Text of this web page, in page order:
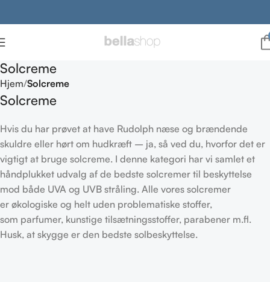
Solcreme
Hjem Solcreme
Solcreme
Hvis du har prøvet at have Rudolph næse og brændende
skuldre eller hørt om hudkræft – ja, så ved du, hvorfor det er
vigtigt at bruge solcreme. I denne kategori har vi samlet et
håndplukket udvalg af de bedste solcremer til beskyttelse
mod både UVA og UVB stråling. Alle vores solcremer
er økologiske og helt uden problematiske stoffer,
som parfumer, kunstige tilsætningsstoffer, parabener m.fl.
Husk, at skygge er den bedste solbeskyttelse.